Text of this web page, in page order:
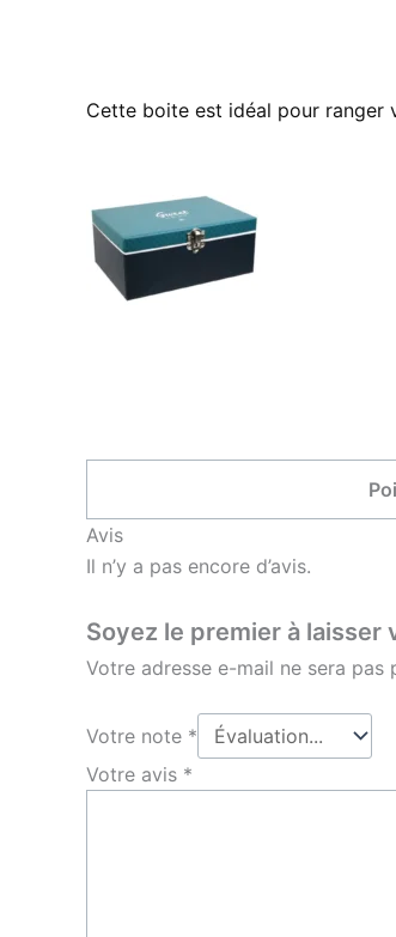
Cette boite est idéal pour ranger
Avis
Il n’y a pas encore d’avis.
Soyez le premier à laisser
Votre adresse e-mail ne sera pas
Votre note *
Votre avis *